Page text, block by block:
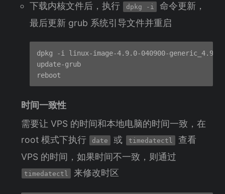
下载内核文件后，执行 dpkg -i
命令更新，
最后更新 grub 系统引导文件并重启
dpkg -i linux-image-4.9.0-040900-generic_4.9.0-
update-grub
时间一致性
需要让 VPS 的时间和本地电脑的时间一致，在
root 模式下执行
date 或 timedatectl
查看
VPS 的时间，如果时间不一致，则通过
timedatectl 来修改时区